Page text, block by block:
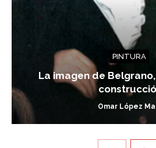
PINTURA
La imagen de
Omar López